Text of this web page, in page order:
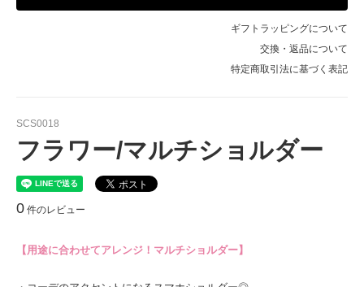
ギフトラッピングについて
交換・返品について
特定商取引法に基づく表記
SCS0018
フラワー/マルチショルダー
0 件のレビュー
【用途に合わせてアレンジ！マルチショルダー】